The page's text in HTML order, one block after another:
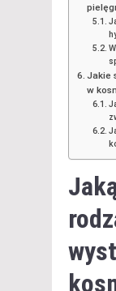
Jakie
w